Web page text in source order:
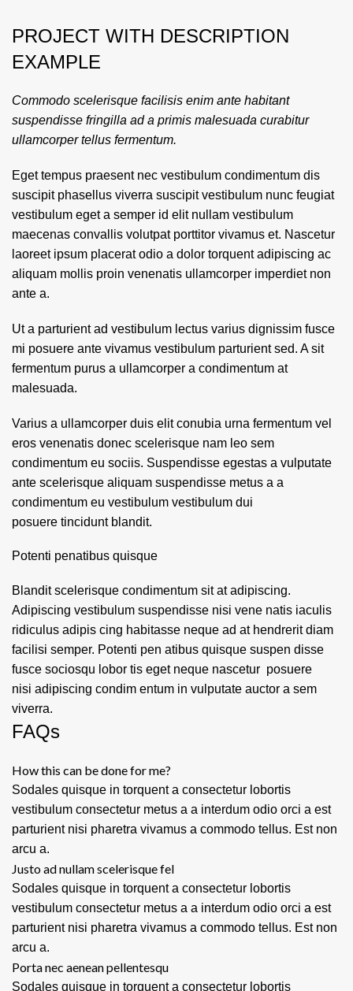
PROJECT WITH DESCRIPTION
EXAMPLE
Commodo scelerisque facilisis enim ante habitant
suspendisse fringilla ad a primis malesuada curabitur
ullamcorper tellus fermentum.
Eget tempus praesent nec vestibulum condimentum dis
suscipit phasellus viverra suscipit vestibulum nunc feugiat
vestibulum eget a semper id elit nullam vestibulum
maecenas convallis volutpat porttitor vivamus et. Nascetur
laoreet ipsum placerat odio a dolor torquent adipiscing ac
aliquam mollis proin venenatis ullamcorper imperdiet non
ante a.
Ut a parturient ad vestibulum lectus varius dignissim fusce
mi posuere ante vivamus vestibulum parturient sed. A sit
fermentum purus a ullamcorper a condimentum at
malesuada.
Varius a ullamcorper duis elit conubia urna fermentum vel
eros venenatis donec scelerisque nam leo sem
condimentum eu sociis. Suspendisse egestas a vulputate
ante scelerisque aliquam suspendisse metus a a
condimentum eu vestibulum vestibulum dui
posuere tincidunt blandit.
Potenti penatibus quisque
Blandit scelerisque condimentum sit at adipiscing.
Adipiscing vestibulum suspendisse nisi vene natis iaculis
ridiculus adipis cing habitasse neque ad at hendrerit diam
facilisi semper. Potenti pen atibus quisque suspen disse
fusce sociosqu lobor tis eget neque nascetur posuere
nisi adipiscing condim entum in vulputate auctor a sem
viverra.
FAQs
How this can be done for me?
Sodales quisque in torquent a consectetur lobortis
vestibulum consectetur metus a a interdum odio orci a est
parturient nisi pharetra vivamus a commodo tellus. Est non
arcu a.
Justo ad nullam scelerisque fel
Sodales quisque in torquent a consectetur lobortis
vestibulum consectetur metus a a interdum odio orci a est
parturient nisi pharetra vivamus a commodo tellus. Est non
arcu a.
Porta nec aenean pellentesqu
Sodales quisque in torquent a consectetur lobortis